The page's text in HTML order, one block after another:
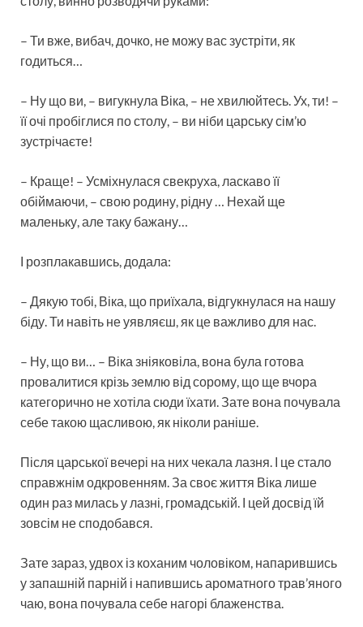
– Ти вже, вибач, дочко, не можу вас зустріти, як
годиться…
– Ну що ви, – вигукнула Віка, – не хвилюйтесь. Ух, ти! –
її очі пробіглися по столу, – ви ніби царську сім’ю
зустрічаєте!
– Краще! – Усміхнулася свекруха, ласкаво її
обіймаючи, – свою родину, рідну … Нехай ще
маленьку, але таку бажану…
І розплакавшись, додала:
– Дякую тобі, Віка, що приїхала, відгукнулася на нашу
біду. Ти навіть не уявляєш, як це важливо для нас.
– Ну, що ви… – Віка зніяковіла, вона була готова
провалитися крізь землю від сорому, що ще вчора
категорично не хотіла сюди їхати. Зате вона почувала
себе такою щасливою, як ніколи раніше.
Після царської вечері на них чекала лазня. І це стало
справжнім одкровенням. За своє життя Віка лише
один раз милась у лазні, громадській. І цей досвід їй
зовсім не сподобався.
Зате зараз, удвох із коханим чоловіком, напарившись
у запашній парній і напившись ароматного трав’яного
чаю, вона почувала себе нагорі блаженства.